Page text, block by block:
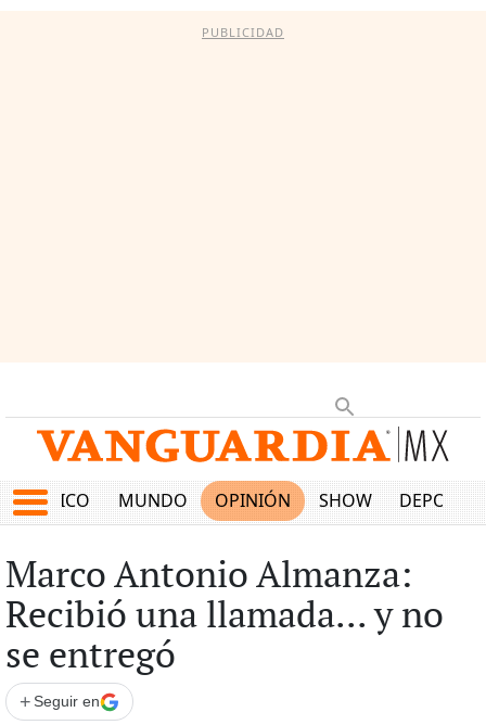
PUBLICIDAD
MÉXICO MUNDO OPINIÓN SHOW
Marco Antonio Almanza:
Recibió una llamada... y no
se entregó
+ Seguir en